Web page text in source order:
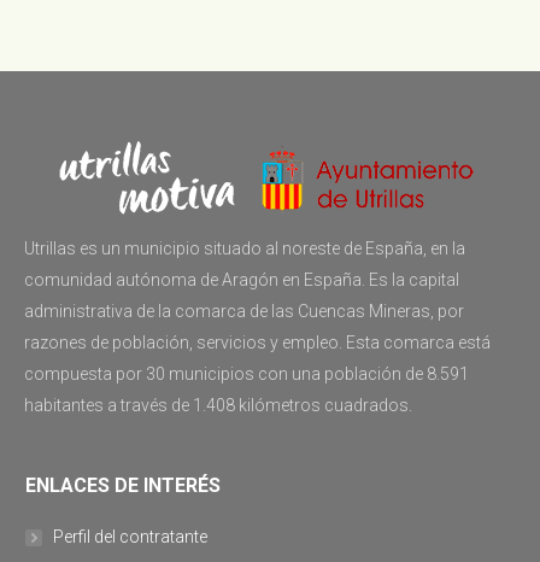
Utrillas es un municipio situado al noreste de España, en la
comunidad autónoma de Aragón en España. Es la capital
administrativa de la comarca de las Cuencas Mineras, por
razones de población, servicios y empleo. Esta comarca está
compuesta por 30 municipios con una población de 8.591
habitantes a través de 1.408 kilómetros cuadrados.
ENLACES DE INTERÉS
Perfil del contratante